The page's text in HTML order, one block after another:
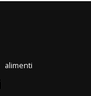
alimenti